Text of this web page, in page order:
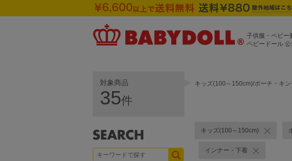
子供服・ベビー
ベビードール
キッズ(100～150cm)/ポーチ・キ
キッズ(100～150cm)
インナー・下着
対象商品
35件